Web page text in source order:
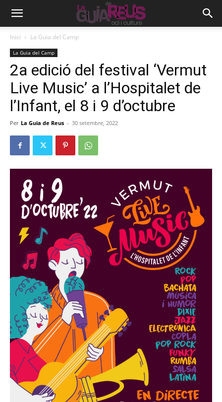
Inici La Guia del Camp
La Guia del Camp
2a edició del festival ‘Vermut
Live Music’ a l’Hospitalet de
l’Infant, el 8 i 9 d’octubre
Per La Guia de Reus - 30 setembre, 2022